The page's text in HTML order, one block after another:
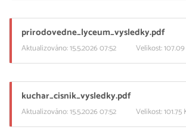
prirodovedne_lyceum_vysledky.pdf
Aktualizováno: 15.5.2026 07:52 Velikost:
kuchar_cisnik_vysledky.pdf
Aktualizováno: 15.5.2026 07:52 Velikost: 101.75